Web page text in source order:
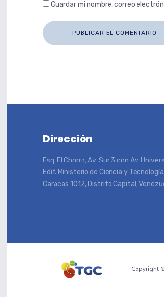
Guardar mi nombre, correo
Dirección
Esq. El Chorro, Av. Sur 3 con Av.
Edif. Ministerio de Ciencia y
Caracas 1012, Distrito Capital,
Copyright